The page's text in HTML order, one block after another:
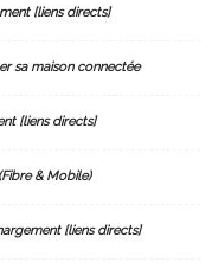
[liens directs]
sa maison connectée
[liens directs]
& Mobile)
[liens directs]